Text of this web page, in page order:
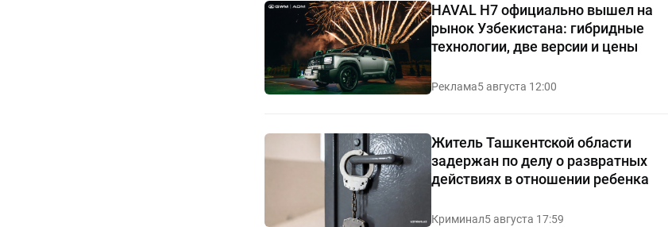
HAVAL H7 официально вышел на
рынок Узбекистана: гибридные
технологии, две версии и цены
Реклама5 августа 12:00
Житель Ташкентской области
задержан по делу о развратных
действиях в отношении ребенка
Криминал5 августа 17:59